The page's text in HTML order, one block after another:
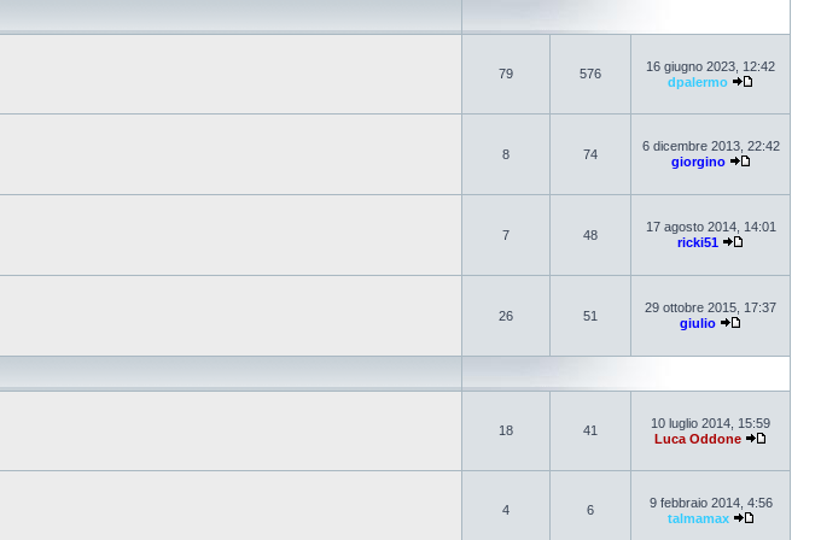
79 576
16 giugno 2023, 12:42
dpalermo
8 74
6 dicembre 2013, 22:42
giorgino
7 48
17 agosto 2014, 14:01
ricki51
26 51
29 ottobre 2015, 17:37
giulio
18 41
10 luglio 2014, 15:59
Luca Oddone
4 6
9 febbraio 2014, 4:56
talmamax